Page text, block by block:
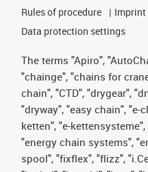
Rules of procedure
Imprint
Data protection settings
The terms "Apiro",
"chainge", "chains for
chain", "CTD", "drygear",
"dryway", "easy chain", "e-
ketten", "e-
"energy chain systems",
spool", "fixflex", "flizz",